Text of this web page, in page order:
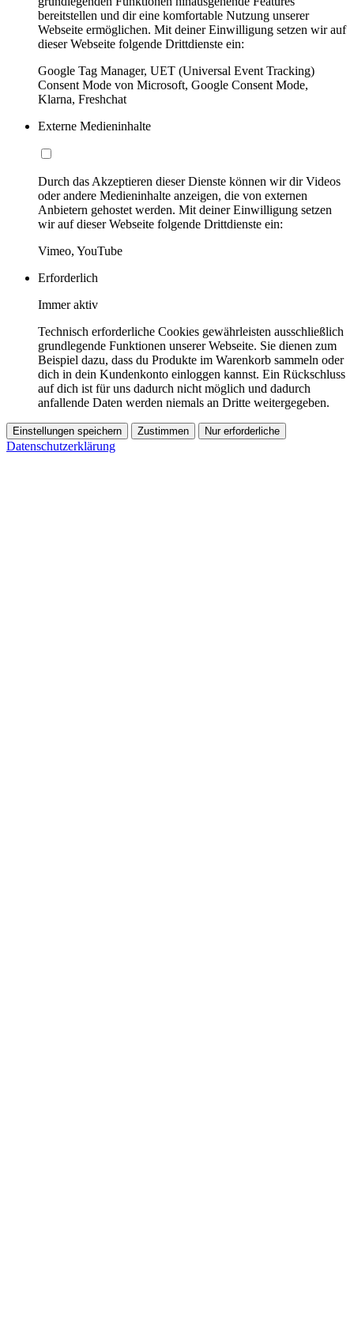
bereitstellen und dir eine komfortable Nutzung unserer
Webseite ermöglichen. Mit deiner Einwilligung setzen wir auf
dieser Webseite folgende Drittdienste ein:
Google Tag Manager, UET (Universal Event Tracking)
Consent Mode von Microsoft, Google Consent Mode,
Klarna, Freshchat
Externe Medieninhalte
Durch das Akzeptieren dieser Dienste können wir dir Videos
oder andere Medieninhalte anzeigen, die von externen
Anbietern gehostet werden. Mit deiner Einwilligung setzen
wir auf dieser Webseite folgende Drittdienste ein:
Vimeo, YouTube
Erforderlich
Immer aktiv
Technisch erforderliche Cookies gewährleisten ausschließlich
grundlegende Funktionen unserer Webseite. Sie dienen zum
Beispiel dazu, dass du Produkte im Warenkorb sammeln oder
dich in dein Kundenkonto einloggen kannst. Ein Rückschluss
auf dich ist für uns dadurch nicht möglich und dadurch
anfallende Daten werden niemals an Dritte weitergegeben.
Einstellungen speichern Zustimmen Nur erforderliche
Datenschutzerklärung